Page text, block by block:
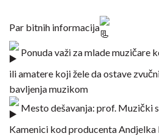
Par bitnih informacija
Ponuda važi za mlade muzičare
ili amatere koji žele da ostave
bavljenja muzikom
Mesto dešavanja: prof. Muzički
Kamenici kod producenta Andjelka